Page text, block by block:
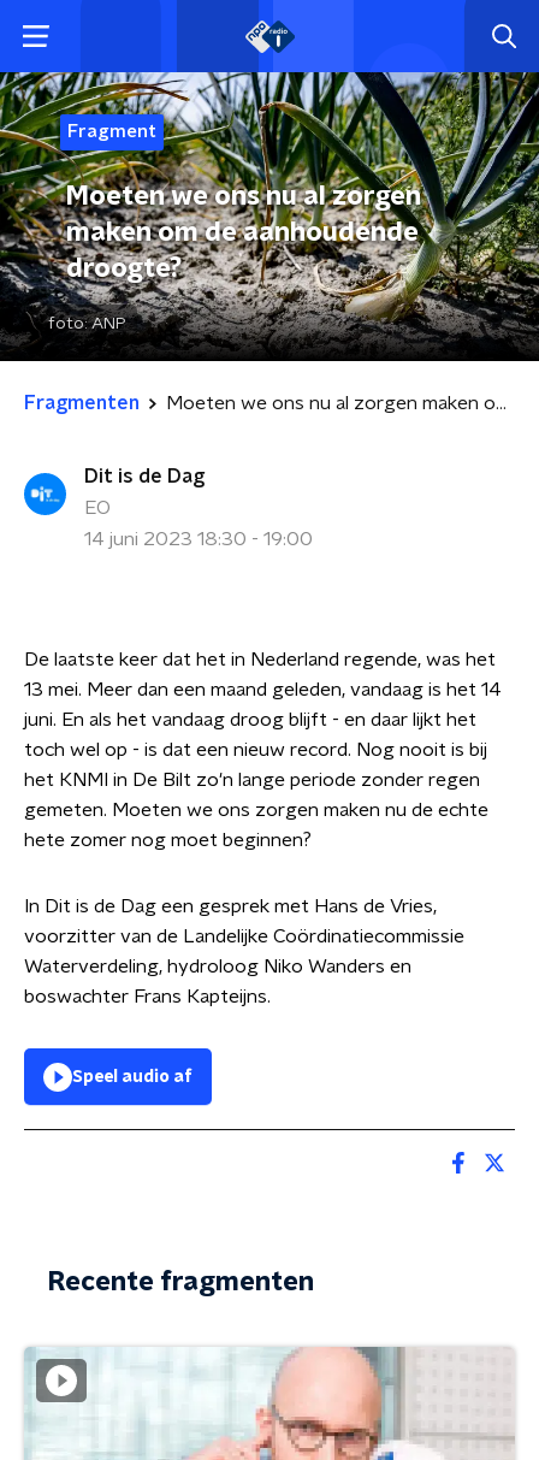
Fragment
Moeten we ons nu al zorgen
maken om de aanhoudende
droogte?
foto:ANP
Fragmenten Moeten we ons nu al zorgen maken om de aanhoudende droogte?
Dit is de Dag
EO
14 juni 2023 18:30 - 19:00
De laatste keer dat het in Nederland regende, was het
13 mei. Meer dan een maand geleden, vandaag is het 14
juni. En als het vandaag droog blijft - en daar lijkt het
toch wel op - is dat een nieuw record. Nog nooit is bij
het KNMI in De Bilt zo'n lange periode zonder regen
gemeten. Moeten we ons zorgen maken nu de echte
hete zomer nog moet beginnen?
In Dit is de Dag een gesprek met Hans de Vries,
voorzitter van de Landelijke Coördinatiecommissie
Waterverdeling, hydroloog Niko Wanders en
boswachter Frans Kapteijns.
Speel audio af
Recente fragmenten